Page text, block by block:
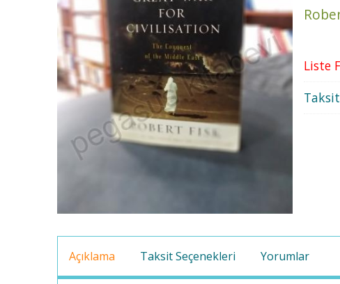
Liste
Açıklama Taksit Seçenekleri Yorumlar